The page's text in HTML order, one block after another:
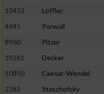
13453
Löffler
4645
Porwoll
8960
Pitzer
19261
Decker
10850
Caesar-Wendel
2383
Staschöfsky